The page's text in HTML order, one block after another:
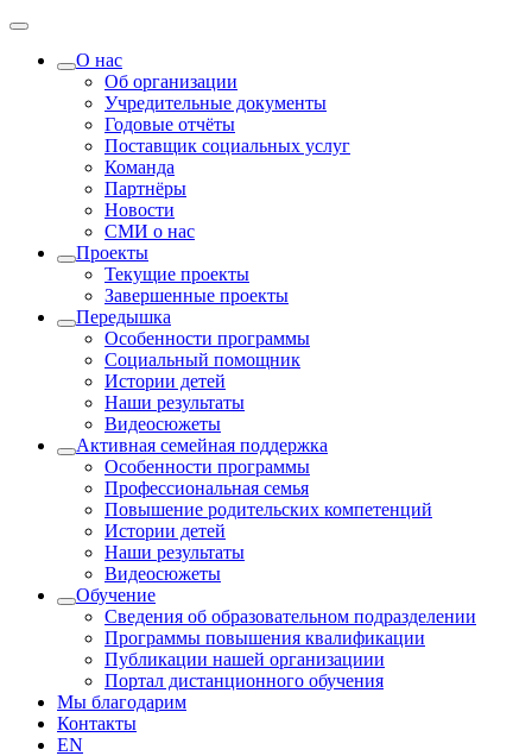
О нас
Об организации
Учредительные документы
Годовые отчёты
Поставщик социальных услуг
Команда
Партнёры
Новости
СМИ о нас
Проекты
Текущие проекты
Завершенные проекты
Передышка
Особенности программы
Социальный помощник
Истории детей
Наши результаты
Видеосюжеты
Активная семейная поддержка
Особенности программы
Профессиональная семья
Повышение родительских компетенций
Истории детей
Наши результаты
Видеосюжеты
Обучение
Сведения об образовательном подразделении
Программы повышения квалификации
Публикации нашей организациии
Портал дистанционного обучения
Мы благодарим
Контакты
EN